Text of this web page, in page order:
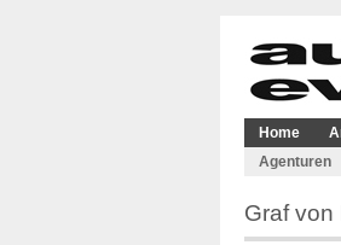
Home
Agenturen
Graf von